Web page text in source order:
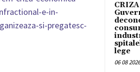
e-in-
si-pregatesc-
lege
06 08 2026